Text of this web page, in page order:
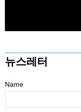
뉴스레터
Name